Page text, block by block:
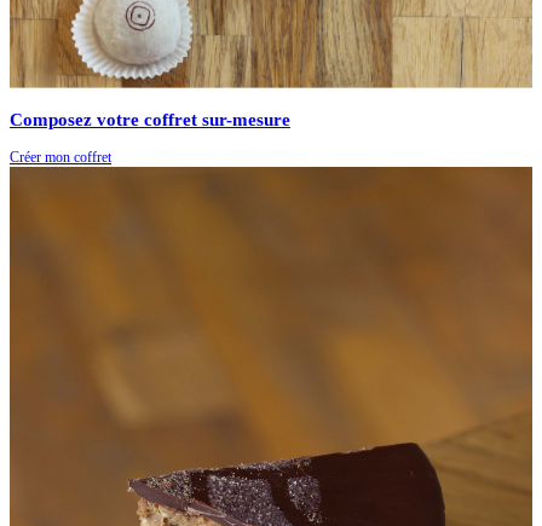
Composez votre coffret sur-mesure
Créer mon coffret